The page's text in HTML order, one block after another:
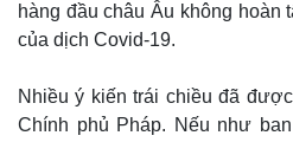
hàng đầu châu Âu không hoàn
của dịch Covid-19.
Nhiều ý kiến trái chiều đã
Chính phủ Pháp. Nếu như